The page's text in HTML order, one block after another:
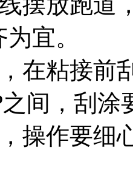
宜。
在粘接前
间，刮涂
操作要细